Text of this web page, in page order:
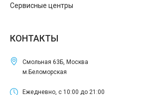
Сервисные центры
КОНТАКТЫ
Смольная 63Б, Москва
м.Беломорская
Ежедневно, с 10:00 до 21:00